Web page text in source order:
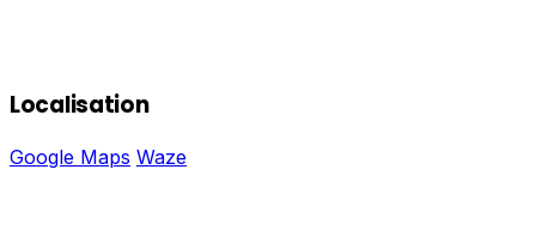
Localisation
Google Maps Waze